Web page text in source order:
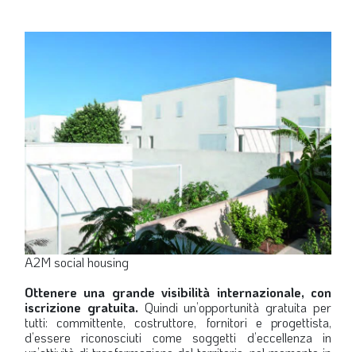
A2M social housing
Ottenere una grande visibilità internazionale, con
iscrizione gratuita. Quindi un’opportunità gratuita per
tutti: committente, costruttore, fornitori e progettista,
d’essere riconosciuti come soggetti d’eccellenza in